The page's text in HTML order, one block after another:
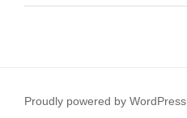
Proudly powered by WordPress